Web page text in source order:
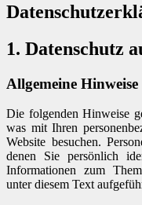
1. Datenschutz
Allgemeine Hinweise
Die folgenden Hinweise
was mit Ihren
Website besuchen.
denen Sie persönlich
Informationen zum
unter diesem Text